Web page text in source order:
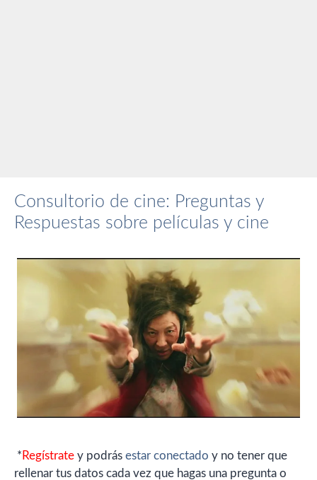
Consultorio de cine: Preguntas y
Respuestas sobre películas y cine
* Regístrate y podrás estar conectado y no tener que
rellenar tus datos cada vez que hagas una pregunta o